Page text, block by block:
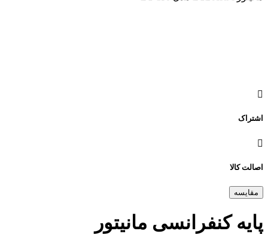
اشتراک
اصالت کالا
مقایسه
پایه کنفرانسی مانیتور